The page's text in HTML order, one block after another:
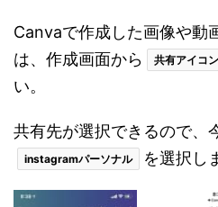
Canvaで作成した画像や動
は、作成画面から
共有アイコン
い。
共有先が選択できるので、
instagramパーソナル を選択し